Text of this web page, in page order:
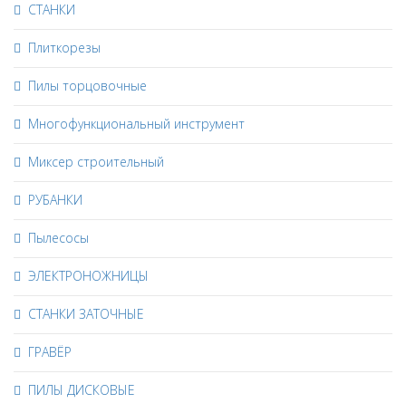
СТАНКИ
Плиткорезы
Пилы торцовочные
Многофункциональный инструмент
Миксер строительный
РУБАНКИ
Пылесосы
ЭЛЕКТРОНОЖНИЦЫ
СТАНКИ ЗАТОЧНЫЕ
ГРАВЁР
ПИЛЫ ДИСКОВЫЕ